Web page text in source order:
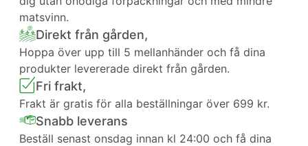
matsvinn.
Direkt från gården,
Hoppa över upp till 5 mellanhänder och få dina
produkter levererade direkt från gården.
Fri frakt,
Frakt är gratis för alla beställningar över 699 kr.
Snabb leverans
Beställ senast onsdag innan kl 24:00 och få dina